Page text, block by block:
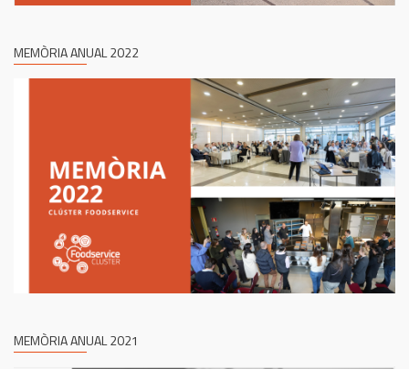
MEMÒRIA ANUAL 2022
MEMÒRIA ANUAL 2021